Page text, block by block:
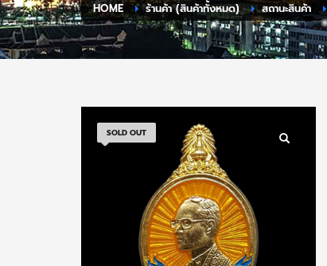
HOME ร้านค้า (สินค้าทั้งหมด) สถานะสินค้า
SOLD OUT